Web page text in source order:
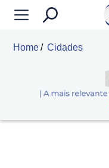
Home Cidades